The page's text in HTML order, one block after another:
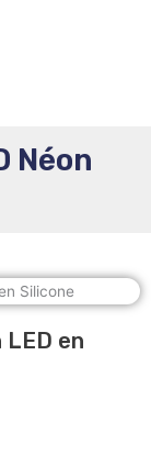
Néon
LED en